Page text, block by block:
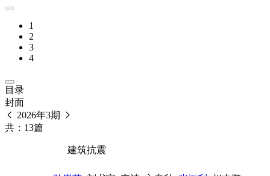
1
2
3
4
目录
封面
2026年3期
共：13篇
建筑抗震